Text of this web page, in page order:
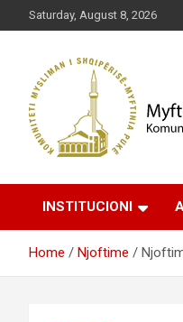
to
Saturday, August 8, 2026
Myftinia
Zyrtare
INSTITUCIONI
Home Njoftime